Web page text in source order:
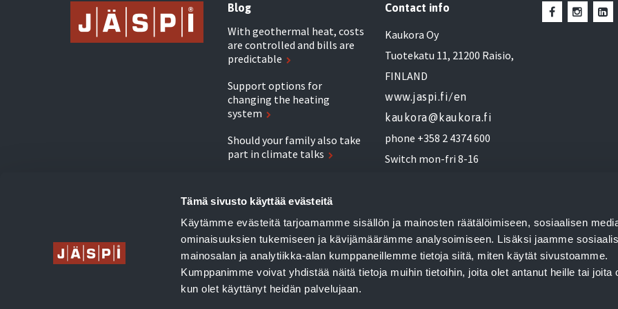
Tämä sivusto käyttää evästeitä
Käytämme evästeitä tarjoamamme sisällön ja mainosten räätälöimiseen, sosiaalisen
ominaisuuksien tukemiseen ja kävijämäärämme analysoimiseen. Lisäksi jaamme
mainosalan ja analytiikka-alan kumppaneillemme tietoja siitä, miten käytät sivustoamme.
Kumppanimme voivat yhdistää näitä tietoja muihin tietoihin, joita olet antanut heille tai joita
kun olet käyttänyt heidän palvelujaan.
Blog
With geothermal heat, costs
are controlled and bills are
predictable
Support options for
changing the heating
system
Should your family also take
part in climate talks
upgraded the house to a new
condition
The Laaksonen family
exchanged oil for
geothermal energy
Contact info
Kaukora Oy
Tuotekatu 11, 21200 Raisio,
FINLAND
www.jaspi.fi/en
kaukora@kaukora.fi
phone +358 2 4374 600
Switch mon-fri 8-16